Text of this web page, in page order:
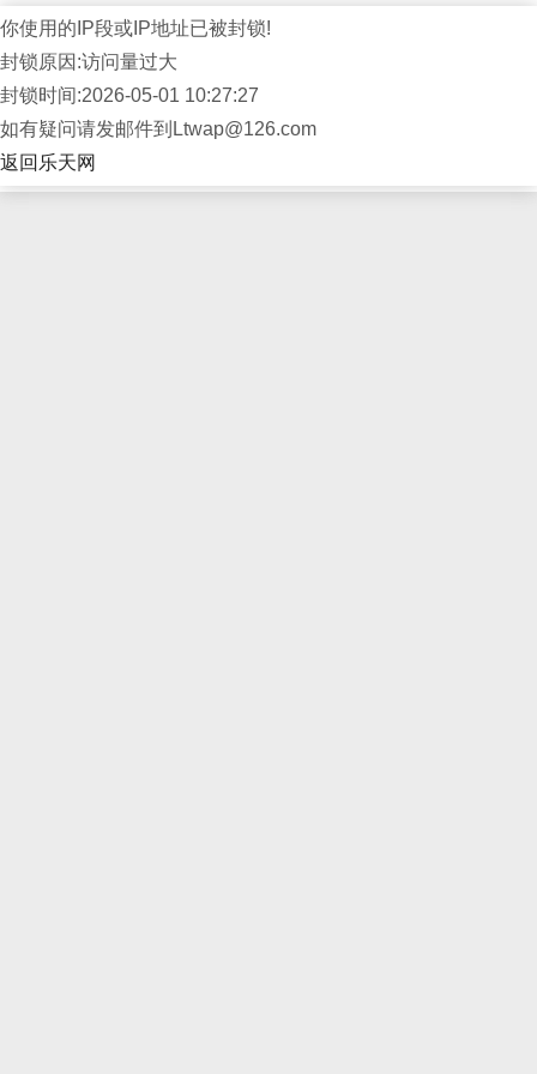
你使用的IP段或IP地址已被封锁!
封锁原因:访问量过大
封锁时间:2026-05-01 10:27:27
如有疑问请发邮件到Ltwap@126.com
返回乐天网